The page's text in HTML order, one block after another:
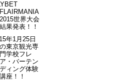
FLAIRMANIA
2015世界大会
結果発表！！
年1月25日
の東京観光専
門学校フレ
ア・バーテン
ディング体験
講座！！